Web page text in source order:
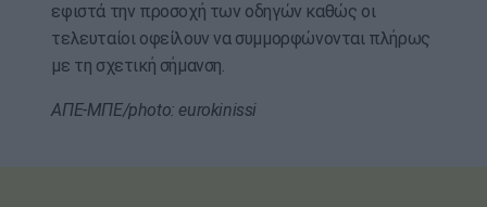
εφιστά την προσοχή των οδηγών καθώς οι
τελευταίοι οφείλουν να συμμορφώνονται πλήρως
με τη σχετική σήμανση.
ΑΠΕ-ΜΠΕ/photo: eurokinissi